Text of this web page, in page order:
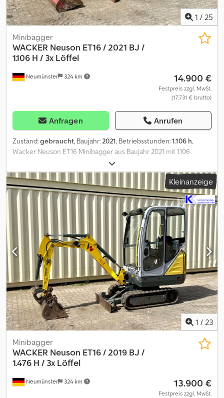
1 / 25
Neumünster 324 km
Minibagger
WACKER Neuson ET16 / 2021 BJ /
1.106 H / 3x Löffel
14.900 €
Festpreis zzgl. MwSt.
(17.731 € brutto)
Anfragen Anrufen
Zustand:gebraucht, Baujahr:2021, Betriebsstunden:1.106 h,
Wacker Neuson ET16 Minibagger aus Baujahr 2021 mit 1.106
Betriebsstunden: ----* Hersteller: Wacker Neuson * Typ: ET16 *
Baujahr: 2021 * Abgelesene Betriebsstunden: ca. 1.106 *
Betriebsgewicht: ca. 1.715 Kg * Inkl. 3 x Löffel * Volle Kabine *
Verbreiterbares Laufwerk * Video auf Anfrage * Preis: 14.900 Euro,
netto + 19% MwSt. ---- Für weitere Fragen bitte anrufen: Dodpfx
Aozqxmnoczock For more question please call: Erik Kortum:
Whats App ?Alle Angaben ohne Gewähr und Garantie, Irrtümer
und Zwischenverkauf vorbehalten. ?
Kleinanzeige
1 / 23
Neumünster 324 km
Minibagger
WACKER Neuson ET16 / 2019 BJ /
1.476 H / 3x Löffel
13.900 €
Festpreis zzgl. MwSt.